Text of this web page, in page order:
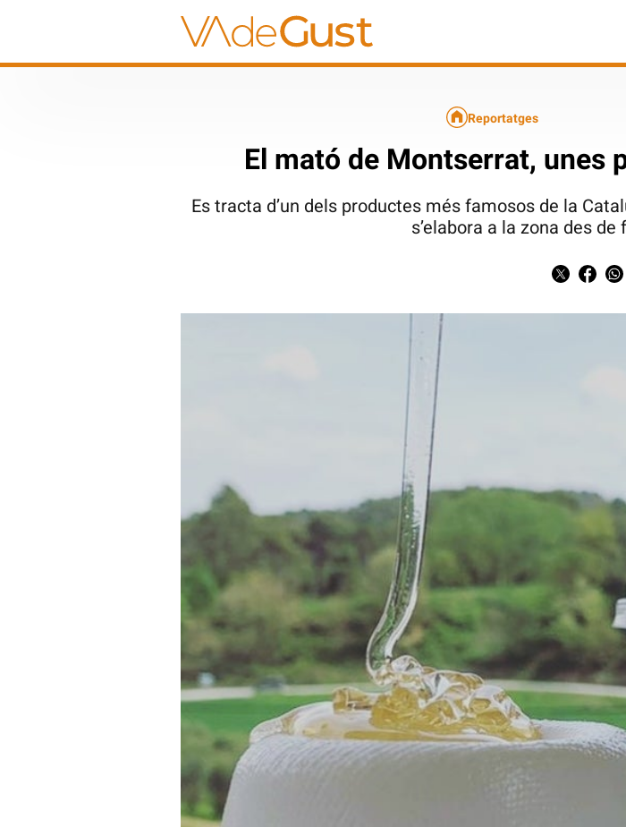
Reportatges
El mató de Montserrat, unes
Es tracta d’un dels productes més famosos de la
s’elabora a la zona des